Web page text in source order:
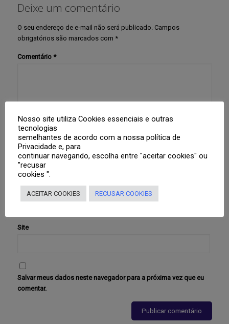
Deixe um comentário
O seu endereço de e-mail não será publicado. Campos
obrigatórios são marcados com *
Comentário *
Nome*
Site
Salvar meus dados neste navegador para a próxima vez que eu
comentar.
Nosso site utiliza Cookies essenciais e outras
tecnologias
semelhantes de acordo com a nossa política de
Privacidade e, para
continuar navegando, escolha entre "aceitar cookies" ou
"recusar
cookies ".
ACEITAR COOKIES RECUSAR COOKIES